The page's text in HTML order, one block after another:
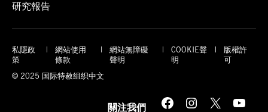
研究報告
私隱政
策
網站使用
條款
網站無障礙
聲明
COOKIE聲
明
版權許
可
© 2025 国际特赦组织中文
關注我們 Facebook Instagram X YouTube